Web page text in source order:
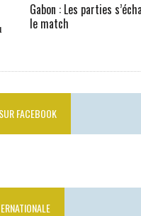
Gabon : Les parties
le match
FACEBOOK